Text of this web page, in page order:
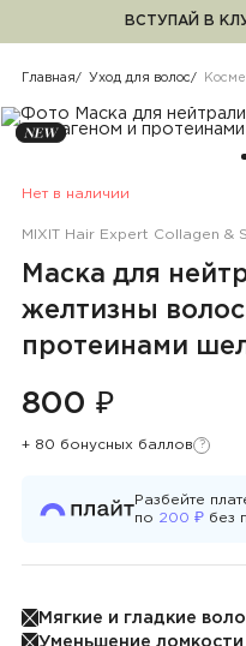
ВСТУПАЙ В
Главная Уход для волос
MIXIT Hair Expert Collagen &
Нет в наличии
Маска для
желтизны
протеинами
800 ₽
+ 80 бонусных баллов Узнать
?
Разбейте
по 200₽ без
Мягкие и гладкие
Уменьшение